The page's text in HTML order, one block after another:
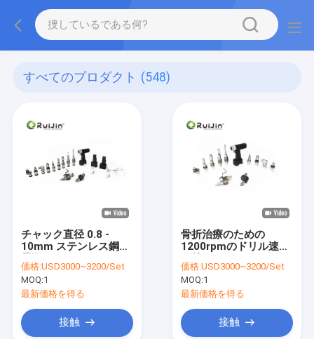
すべてのプロダクト (548)
チャック直径 0.8 -
10mm ステンレス鋼の
アリング掘削リグ
価格:USD3000~3200/Set
MOQ:1
最新価格を得る
接触
骨折治療のための
1200rpmのドリル速度
ール医療骨ドリル
価格:USD3000~3200/Set
MOQ:1
最新価格を得る
接触